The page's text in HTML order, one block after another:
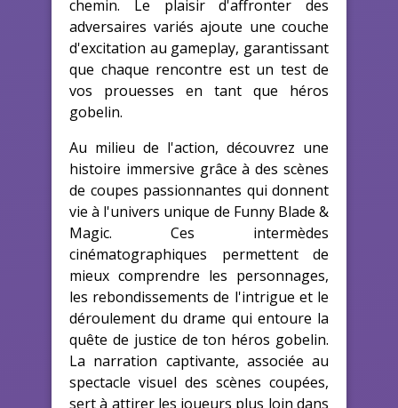
chemin. Le plaisir d'affronter des
adversaires variés ajoute une couche
d'excitation au gameplay, garantissant
que chaque rencontre est un test de
vos prouesses en tant que héros
gobelin.
Au milieu de l'action, découvrez une
histoire immersive grâce à des scènes
de coupes passionnantes qui donnent
vie à l'univers unique de Funny Blade &
Magic. Ces intermèdes
cinématographiques permettent de
mieux comprendre les personnages,
les rebondissements de l'intrigue et le
déroulement du drame qui entoure la
quête de justice de ton héros gobelin.
La narration captivante, associée au
spectacle visuel des scènes coupées,
sert à attirer les joueurs plus loin dans